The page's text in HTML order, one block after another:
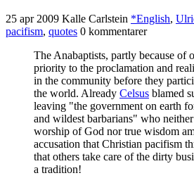
25 apr 2009 Kalle Carlstein *English,
pacifism, quotes 0 kommentarer
The Anabaptists, partly because of
priority to the proclamation and
in the community before they
the world. Already Celsus blamed
leaving "the government on earth
and wildest barbarians" who
worship of God nor true wisdom
accusation that Christian pacifism
that others take care of the dirty
a tradition!